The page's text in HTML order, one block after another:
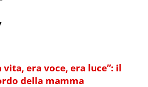
vita, era voce, era luce”: il
della mamma